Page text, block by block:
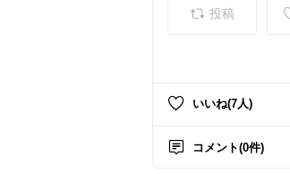
投稿
いいね(7人)
コメント(0件)